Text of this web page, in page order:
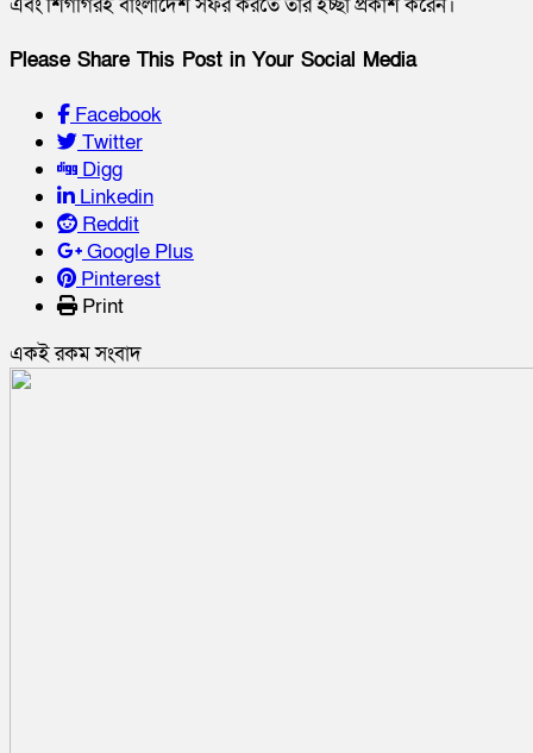
এবং শিগগিরই বাংলাদেশ সফর করতে তার ইচ্ছা প্রকাশ করেন।
Please Share This Post in Your Social Media
Facebook
Twitter
Digg
Linkedin
Reddit
Google Plus
Pinterest
Print
একই রকম সংবাদ